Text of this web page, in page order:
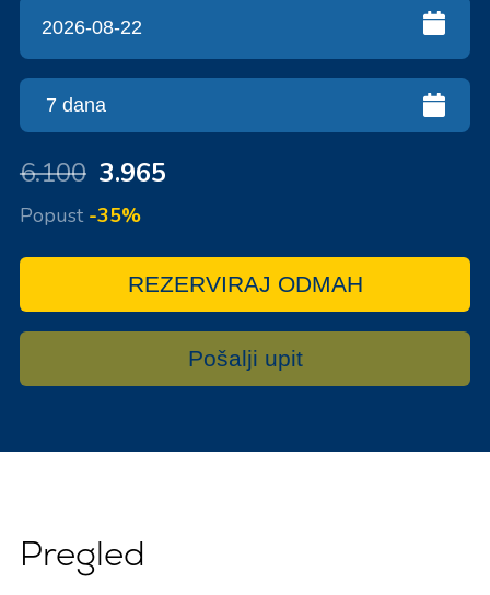
6.100 3.965
Popust -35%
REZERVIRAJ ODMAH
Pošalji upit
Pregled